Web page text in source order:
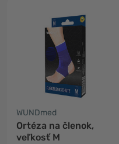
WUNDmed
Ortéza na členok,
veľkosť M